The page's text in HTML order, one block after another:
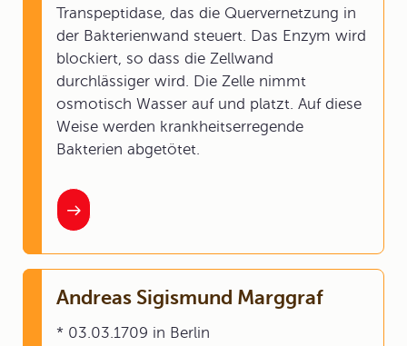
Transpeptidase, das die Quervernetzung in
der Bakterienwand steuert. Das Enzym wird
blockiert, so dass die Zellwand
durchlässiger wird. Die Zelle nimmt
osmotisch Wasser auf und platzt. Auf diese
Weise werden krankheitserregende
Bakterien abgetötet.
Andreas Sigismund Marggraf
* 03.03.1709 in Berlin